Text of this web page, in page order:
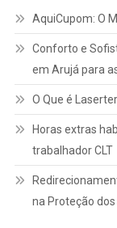
AquiCupom: O
Conforto e
em Arujá para
O Que é
Horas extras
trabalhador CLT
na Proteção